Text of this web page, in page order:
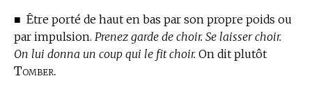
■ Être porté de haut en bas par son propre poids ou
par impulsion. Prenez garde de choir. Se laisser choir.
On lui donna un coup qui le fit choir. On dit plutôt
Tomber.